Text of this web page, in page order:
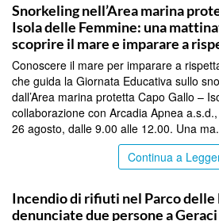
Snorkeling nell’Area marina
Isola delle Femmine: una
scoprire il mare e imparare a
Conoscere il mare per imparare a
che guida la Giornata Educativa sullo
dall’Area marina protetta Capo Gallo –
collaborazione con Arcadia Apnea
26 agosto, dalle 9.00 alle 12.00. Una
Continua a
Incendio di rifiuti nel Parco delle
denunciate due persone a